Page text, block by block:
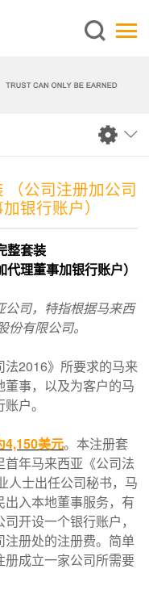
（公司注册加公司
银行账户）
整套装
理董事加银行账户）
公司，特指根据马来西
有限公司。
2016》所要求的马来
事，以及为客户的马
户。
4,150美元。本注册套
年马来西亚《公司法
人士出任公司秘书，马
入本地董事服务，有
开设一个银行账户，
册处的注册费。简单
成立一家公司所需要